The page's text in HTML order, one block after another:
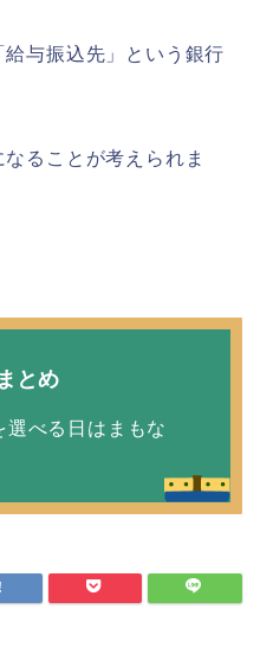
与振込先」という銀行
ることが考えられま
とめ
べる日はまもな